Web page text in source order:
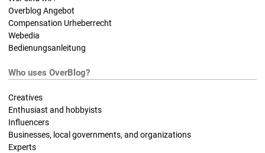
Overblog Angebot
Compensation Urheberrecht
Webedia
Bedienungsanleitung
Who uses OverBlog?
Creatives
Enthusiast and hobbyists
Influencers
Businesses, local governments, and organizations
Experts